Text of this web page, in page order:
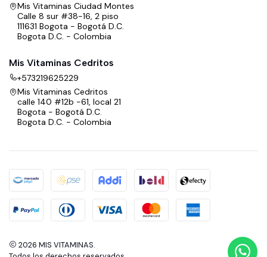
Mis Vitaminas Ciudad Montes
Calle 8 sur #38-16, 2 piso
111631 Bogota - Bogotá D.C.
Bogota D.C. - Colombia
Mis Vitaminas Cedritos
+573219625229
Mis Vitaminas Cedritos
calle 140 #12b -61, local 21
Bogota - Bogotá D.C.
Bogota D.C. - Colombia
2026 MIS VITAMINAS.